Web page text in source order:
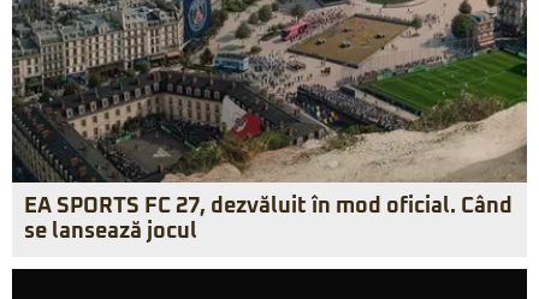
EA SPORTS FC 27, dezvăluit în mod oficial. Când
se lansează jocul